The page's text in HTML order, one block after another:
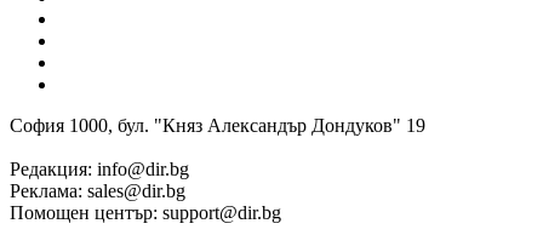
София 1000, бул. "Княз Александър Дондуков" 19
Редакция: info@dir.bg
Реклама: sales@dir.bg
Помощен център: support@dir.bg